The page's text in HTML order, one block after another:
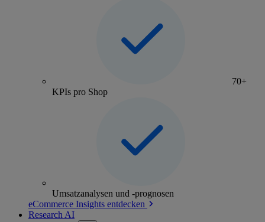
70+
KPIs pro Shop
Umsatzanalysen und -prognosen
eCommerce Insights entdecken
Research AI